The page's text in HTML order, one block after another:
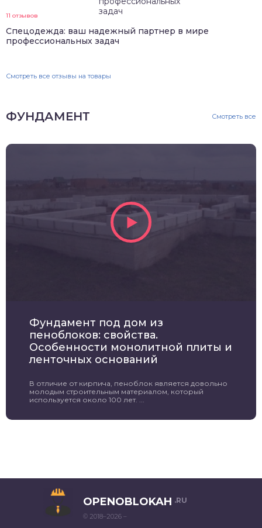
11 отзывов
Спецодежда: ваш надежный партнер в мире
профессиональных задач
Смотреть все отзывы на товары
ФУНДАМЕНТ Смотреть все
Фундамент под дом из
пеноблоков: свойства.
Особенности монолитной плиты и
ленточных оснований
В отличие от кирпича, пеноблок является довольно
молодым строительным материалом, который
используется около 100 лет. ...
OPENOBLOKAH .RU
© 2018–2026 –